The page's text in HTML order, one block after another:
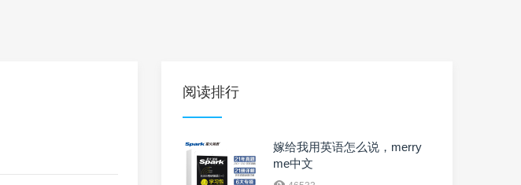
阅读排行
嫁给我用英语怎么说，merry
me中文